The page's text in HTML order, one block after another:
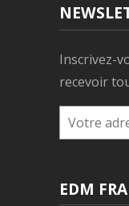
Inscrivez-
recevoir
EDM